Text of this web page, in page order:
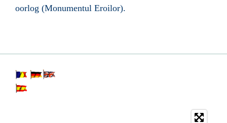
oorlog (Monumentul Eroilor).